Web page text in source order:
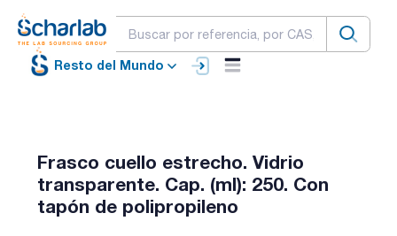
Resto del Mundo
Frasco cuello estrecho. Vidrio
transparente. Cap. (ml): 250. Con
tapón de polipropileno